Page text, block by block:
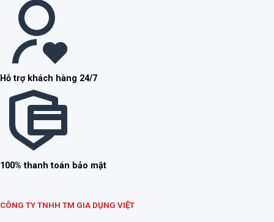
Hỗ trợ khách hàng 24/7
100% thanh toán bảo mật
CÔNG TY TNHH TM GIA DỤNG VIỆT